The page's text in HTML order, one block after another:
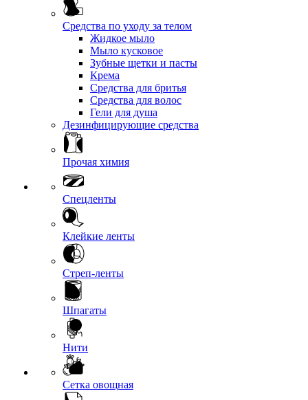
Средства по уходу за телом
Жидкое мыло
Мыло кусковое
Зубные щетки и пасты
Крема
Средства для бритья
Средства для волос
Гели для душа
Дезинфицирующие средства
Прочая химия
Спецленты
Клейкие ленты
Стреп-ленты
Шпагаты
Нити
Сетка овощная